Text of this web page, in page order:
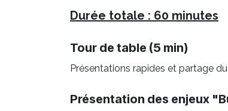
Durée totale : 60 minutes
Tour de table (5 min)
Présentations rapides et partage
Présentation des enjeux